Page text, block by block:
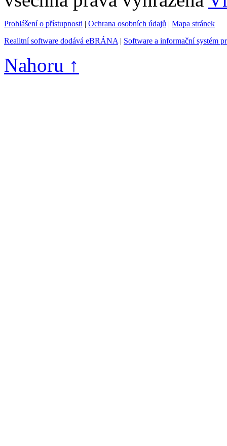
Prohlášení o přístupnosti | Ochrana osobních údajů | Mapa stránek
Realitní software dodává eBRÁNA | Software a informační systém
Nahoru ↑